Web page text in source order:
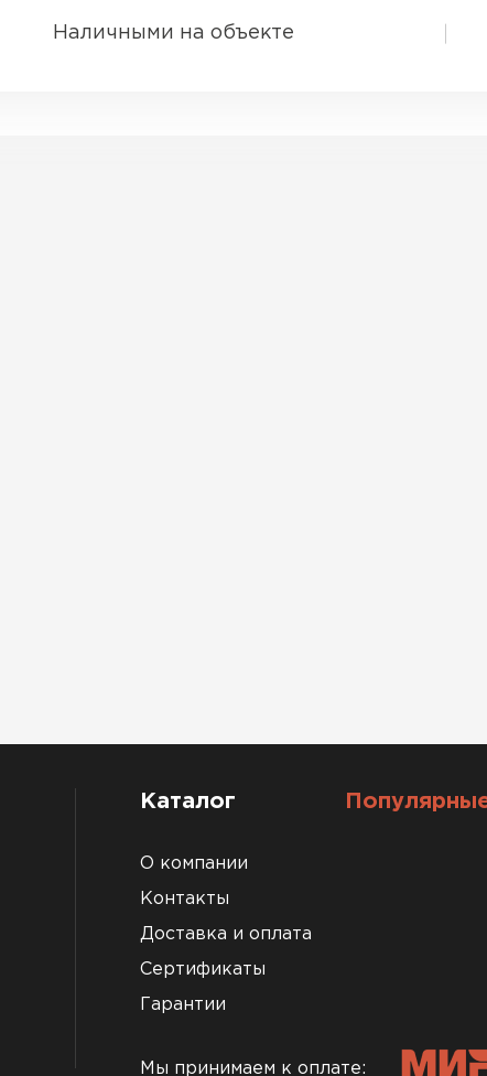
Наличными на объекте
Каталог
О компании
Контакты
Доставка и оплата
Сертификаты
Гарантии
Мы принимаем к оплате: